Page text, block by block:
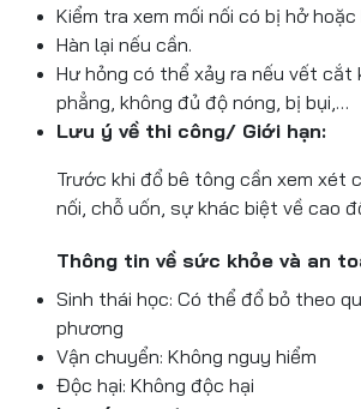
Kiểm tra xem mối nối có bị hở
Hàn lại nếu cần.
Hư hỏng có thể xảy ra nếu vết cắt
phẳng, không đủ độ nóng, bị bụi,…
Lưu ý về thi công/ Giới hạn:
Trước khi đổ bê tông cần xem xét
nối, chỗ uốn, sự khác biệt về cao
Thông tin về sức khỏe và an
Sinh thái học: Có thể đổ bỏ theo
phương
Vận chuyển: Không nguy hiểm
Độc hại: Không độc hại